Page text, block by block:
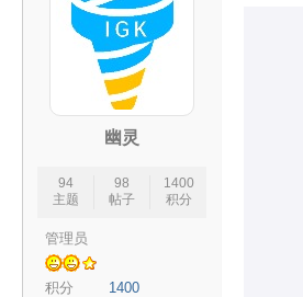
幽灵
94
主题
98
帖子
1400
积分
管理员
积分 1400